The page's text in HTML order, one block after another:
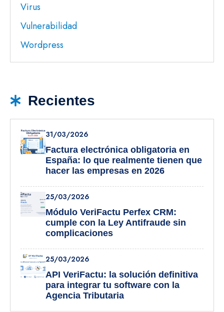
Virus
Vulnerabilidad
Wordpress
Recientes
31/03/2026
Factura electrónica obligatoria en
España: lo que realmente tienen que
hacer las empresas en 2026
25/03/2026
Módulo VeriFactu Perfex CRM:
cumple con la Ley Antifraude sin
complicaciones
25/03/2026
API VeriFactu: la solución definitiva
para integrar tu software con la
Agencia Tributaria